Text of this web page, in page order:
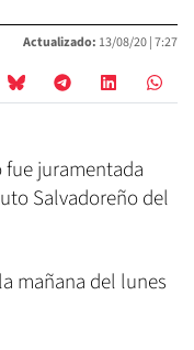
Actualizado: 13/08/20 |7:27
fue juramentada
Salvadoreño del
mañana del lunes